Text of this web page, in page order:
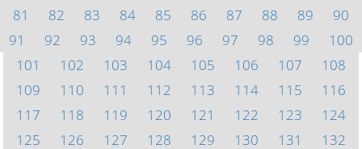
81
82 83 84 85 86 87 88 89
90
91
92 93 94 95 96 97 98 99
100
101
102 103 104 105 106 107
108
109
110 111 112 113 114 115
116
117
118 119 120 121 122 123
124
125
126 127 128 129 130 131
132